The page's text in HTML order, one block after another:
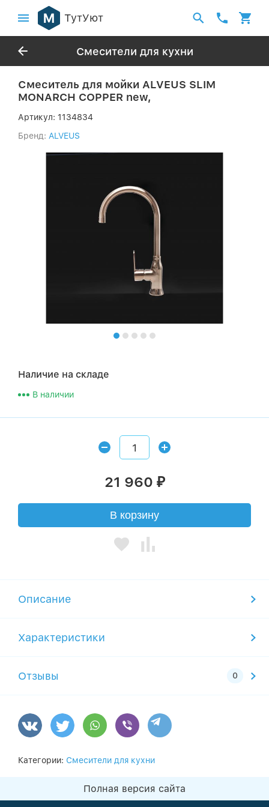
ТутУют
Смесители для кухни
Смеситель для мойки ALVEUS SLIM
MONARCH COPPER new,
Артикул: 1134834
Бренд: ALVEUS
Наличие на складе
В наличии
21 960 ₽
В корзину
Описание
Характеристики
Отзывы
Категории: Смесители для кухни
Полная версия сайта